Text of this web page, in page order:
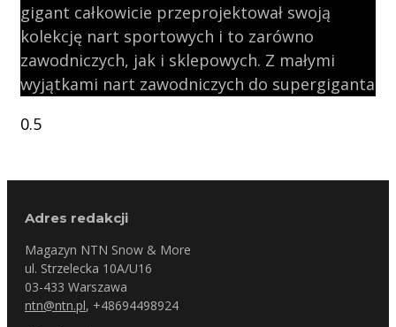
gigant całkowicie przeprojektował swoją
kolekcję nart sportowych i to zarówno
zawodniczych, jak i sklepowych. Z małymi
wyjątkami nart zawodniczych do supergiganta
Adres redakcji
Magazyn NTN Snow & More
ul. Strzelecka 10A/U16
03-433 Warszawa
ntn@ntn.pl, +48694498924